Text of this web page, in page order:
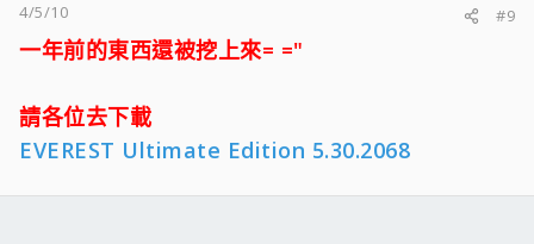
4/5/10
#9
一年前的東西還被挖上來= ="
請各位去下載
EVEREST Ultimate Edition 5.30.2068